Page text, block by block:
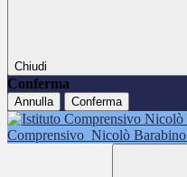
Chiudi
Conferma
Annulla Conferma
Comprensivo Nicolò Barabino